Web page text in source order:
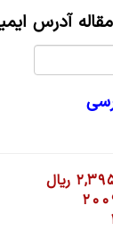
آدرس
ریال